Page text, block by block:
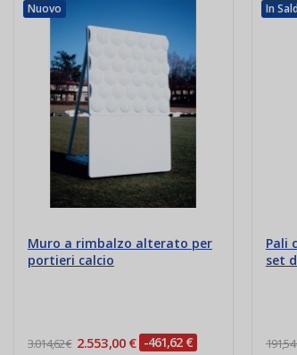
Nuovo
Muro a rimbalzo alterato per
portieri calcio
3.014,62 € 2.553,00 € -461,62 €
In
Pali
set